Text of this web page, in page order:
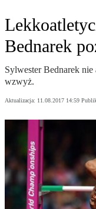
Bednarek
Sylwester Bednarek
wzwyż.
Aktualizacja: 11.08.2017 14:59